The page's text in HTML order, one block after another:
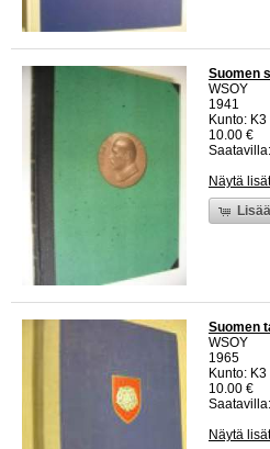
Suomen
WSOY
1941
Kunto:
10.00 €
Näytä
Suomen
WSOY
1965
Kunto:
10.00 €
Näytä